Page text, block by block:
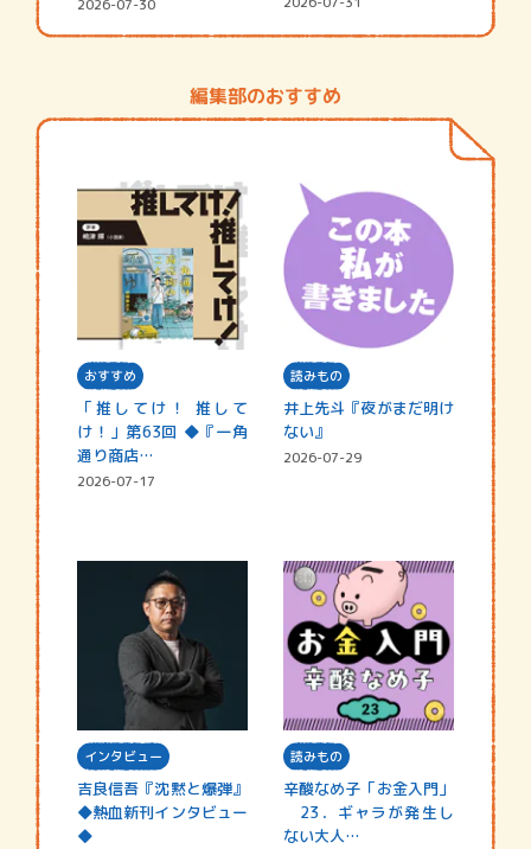
2026-07-30
編集部のおすすめ
おすすめ
「推してけ！ 推して
け！」第63回 ◆『一角
通り商店…
2026-07-17
読みもの
井上先斗『夜がまだ明け
ない』
2026-07-29
インタビュー
吉良信吾『沈黙と爆弾』
◆熱血新刊インタビュー
◆
読みもの
辛酸なめ子「お金入門」
23．ギャラが発生し
ない大人…